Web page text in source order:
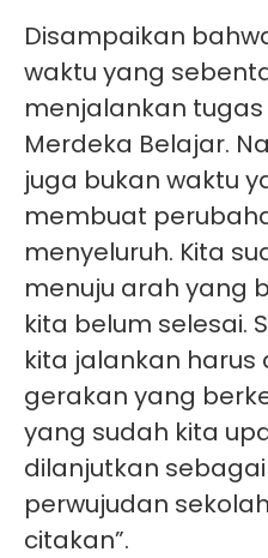
Disampaikan
waktu yang
menjalankan
Merdeka Belajar.
juga bukan waktu
membuat
menyeluruh. Kita
menuju arah yang
kita belum selesai.
kita jalankan
gerakan yang
yang sudah kita
dilanjutkan
perwujudan
citakan”.